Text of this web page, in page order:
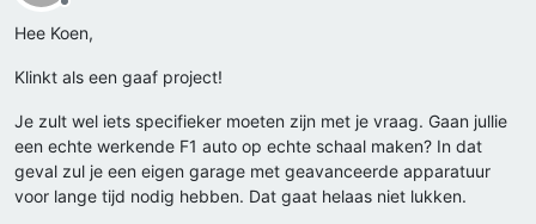
Offline
Hee Koen,
Klinkt als een gaaf project!
Je zult wel iets specifieker moeten zijn met je vraag. Gaan jullie
een echte werkende F1 auto op echte schaal maken? In dat
geval zul je een eigen garage met geavanceerde apparatuur
voor lange tijd nodig hebben. Dat gaat helaas niet lukken.